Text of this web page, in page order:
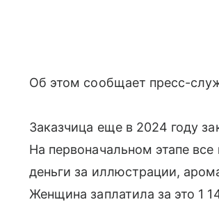
Об этом сообщает пресс-
Заказчица еще в 2024 году
На первоначальном этапе
деньги за иллюстрации,
Женщина заплатила за это 1